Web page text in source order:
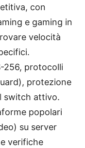
con
e gaming in
velocità
256, protocolli
protezione
switch attivo.
popolari
su server
verifiche